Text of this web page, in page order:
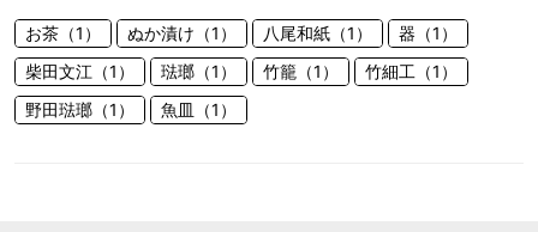
お茶（1） ぬか漬け（1） 八尾和紙（1）
器（1）
柴田文江（1）
琺瑯（1） 竹籠（1）
竹細工（1）
野田琺瑯（1）
魚皿（1）